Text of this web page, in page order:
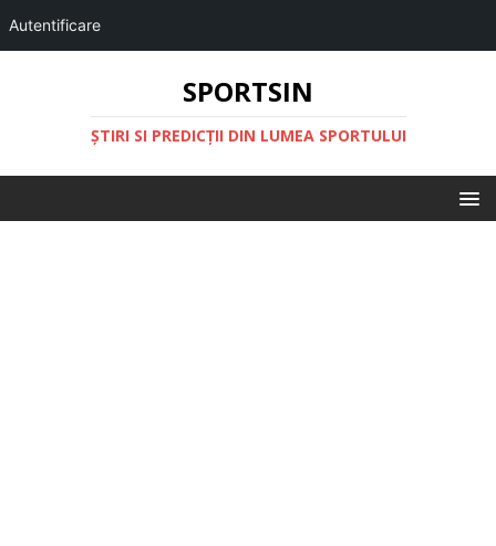
Autentificare
SPORTSIN
ŞTIRI SI PREDICŢII DIN LUMEA SPORTULUI